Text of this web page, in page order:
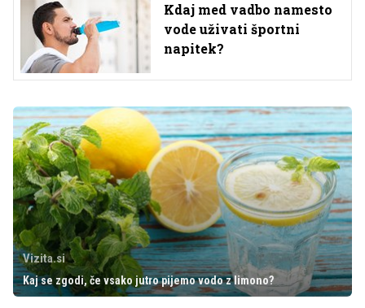
Kdaj med vadbo namesto
vode uživati športni
napitek?
Vizita.si
Kaj se zgodi, če vsako jutro pijemo vodo z limono?